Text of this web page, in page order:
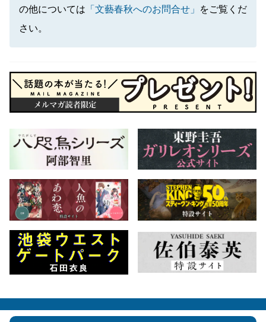
の他については 「文藝春秋へのお問合せ」
をご覧くだ
さい。
会社概要 自費出版のご案内 お問合せ